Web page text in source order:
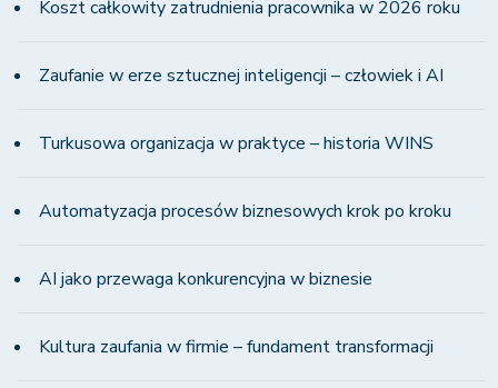
Koszt całkowity zatrudnienia pracownika w 2026 roku
Zaufanie w erze sztucznej inteligencji – człowiek i AI
Turkusowa organizacja w praktyce – historia WINS
Automatyzacja procesów biznesowych krok po kroku
AI jako przewaga konkurencyjna w biznesie
Kultura zaufania w firmie – fundament transformacji